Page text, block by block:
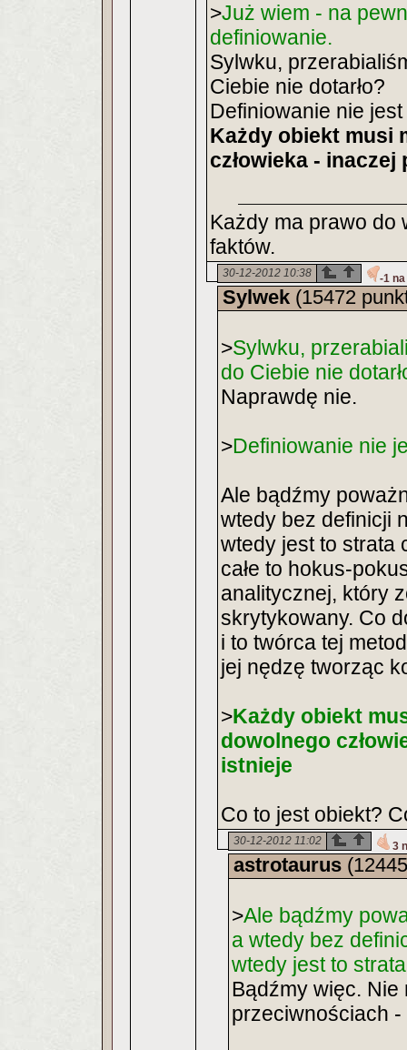
>Już wiem - na
definiowanie.
Sylwku,
Ciebie nie dotarło?
Definiowanie nie
Każdy obiekt musi
człowieka -
Każdy ma prawo do
faktów.
30-12-2012 10:38 -1 na
Sylwek (15472
>Sylwku,
do Ciebie nie
Naprawdę nie.
>Definiowanie nie
Ale bądźmy
wtedy bez definicji
wtedy jest to strata
całe to hokus-
analitycznej, który
skrytykowany. Co
i to twórca tej
jej nędzę tworząc
>Każdy obiekt
dowolnego
istnieje
Co to jest obiekt?
30-12-2012 11:02 3
astrotaurus
>Ale bądźmy
a wtedy bez
wtedy jest to
Bądźmy więc.
przeciwnościach